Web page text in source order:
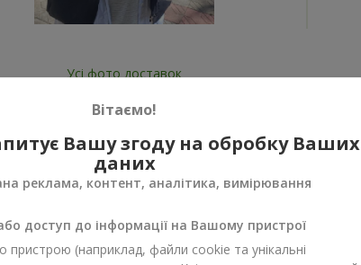
Усі фото доставок
Замовити цей товар
Вітаємо!
Вашу згоду на обробку Ваших
даних
реклама, контент, аналітика, вимірювання
доступ до інформації на Вашому пристрої
пристрою (наприклад, файли cookie та унікальні